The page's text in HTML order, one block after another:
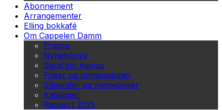
Abonnement
Arrangementer
Elling bokkafé
Om Cappelen Damm
Presse
Nyhetsbrev
Send inn manus
Priser og nominasjoner
Stipender og minnepriser
Kataloger
Rapport 2025